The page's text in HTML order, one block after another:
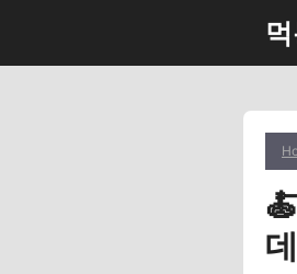
content